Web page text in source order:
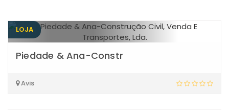
LOJA
Piedade & Ana-Constr
Avis